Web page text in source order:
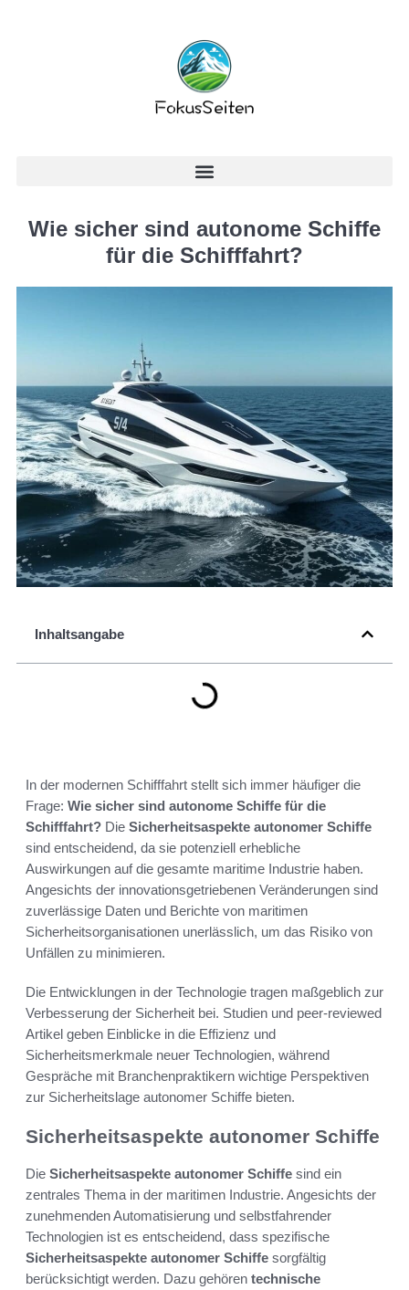
Wie sicher sind autonome Schiffe
für die Schifffahrt?
Inhaltsangabe
In der modernen Schifffahrt stellt sich immer häufiger die
Frage: Wie sicher sind autonome Schiffe für die
Schifffahrt? Die Sicherheitsaspekte autonomer Schiffe
sind entscheidend, da sie potenziell erhebliche
Auswirkungen auf die gesamte maritime Industrie haben.
Angesichts der innovationsgetriebenen Veränderungen sind
zuverlässige Daten und Berichte von maritimen
Sicherheitsorganisationen unerlässlich, um das Risiko von
Unfällen zu minimieren.
Die Entwicklungen in der Technologie tragen maßgeblich zur
Verbesserung der Sicherheit bei. Studien und peer-reviewed
Artikel geben Einblicke in die Effizienz und
Sicherheitsmerkmale neuer Technologien, während
Gespräche mit Branchenpraktikern wichtige Perspektiven
zur Sicherheitslage autonomer Schiffe bieten.
Sicherheitsaspekte autonomer Schiffe
Die Sicherheitsaspekte autonomer Schiffe sind ein
zentrales Thema in der maritimen Industrie. Angesichts der
zunehmenden Automatisierung und selbstfahrender
Technologien ist es entscheidend, dass spezifische
Sicherheitsaspekte autonomer Schiffe sorgfältig
berücksichtigt werden. Dazu gehören technische